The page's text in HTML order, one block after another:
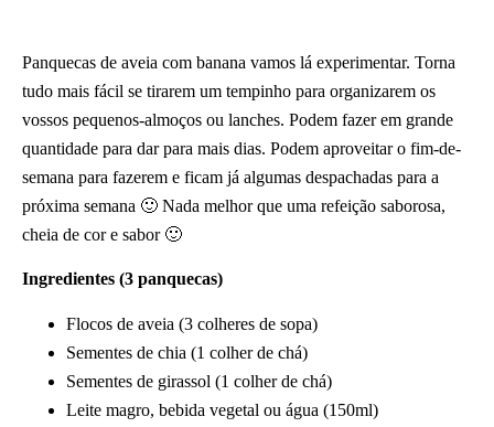
Panquecas de aveia com banana vamos lá experimentar. Torna
tudo mais fácil se tirarem um tempinho para organizarem os
vossos pequenos-almoços ou lanches. Podem fazer em grande
quantidade para dar para mais dias. Podem aproveitar o fim-de-
semana para fazerem e ficam já algumas despachadas para a
próxima semana 🙂 Nada melhor que uma refeição saborosa,
cheia de cor e sabor 🙂
Ingredientes (3 panquecas)
Flocos de aveia (3 colheres de sopa)
Sementes de chia (1 colher de chá)
Sementes de girassol (1 colher de chá)
Leite magro, bebida vegetal ou água (150ml)